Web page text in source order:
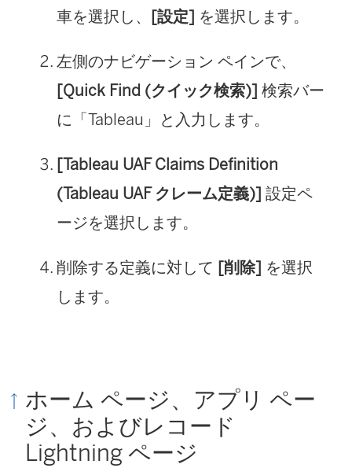
車を選択し、 [設定] を選択します。
左側のナビゲーション ペインで、
[Quick Find (クイック検索)] 検索バー
に「Tableau」と入力します。
[Tableau UAF Claims Definition
(Tableau UAF クレーム定義)] 設定ペ
ージを選択します。
削除する定義に対して [削除] を選択
します。
ホーム ページ、アプリ ペー
ジ、およびレコード
Lightning ページ